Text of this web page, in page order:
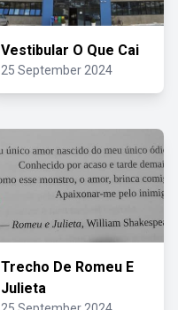
Vestibular O Que Cai
25 September 2024
Trecho De Romeu E
Julieta